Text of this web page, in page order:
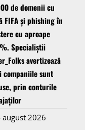
de domenii cu
FIFA și phishing în
cu aproape
Specialiștii
avertizează
companiile sunt
prin conturile
august 2026